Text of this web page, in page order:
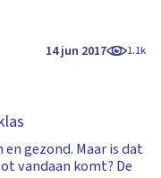
14 jun 2017 1.1k
gezond. Maar is dat
vandaan komt? De